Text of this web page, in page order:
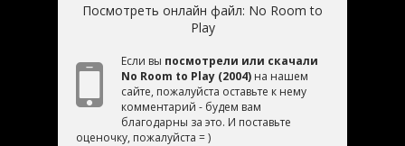
Посмотреть онлайн файл: No Room to
Play
Если вы посмотрели или скачали
No Room to Play (2004) на нашем
сайте, пожалуйста оставьте к нему
комментарий - будем вам
благодарны за это. И поставьте
оценочку, пожалуйста = )